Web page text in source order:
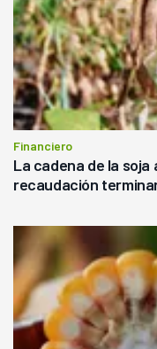
Financiero
La cadena de la
recaudación